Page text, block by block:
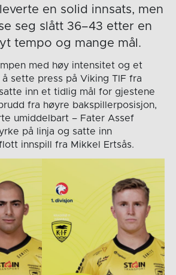
en solid innsats, men
seg slått 36–43 etter en
tempo og mange mål.
med høy intensitet og et
sette press på Viking TIF fra
inn et tidlig mål for gjestene
fra høyre bakspillerposisjon,
umiddelbart – Fater Assef
på linja og satte inn
innspill fra Mikkel Ertsås.